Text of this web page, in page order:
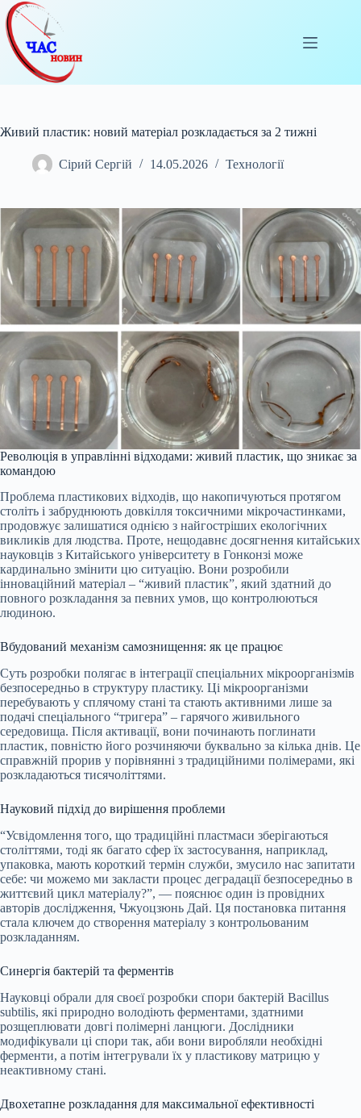
Перейти
до
вмісту
Живий пластик: новий матеріал розкладається за 2 тижні
Сірий Сергій 14.05.2026 Технології
Революція в управлінні відходами: живий пластик, що зникає за
командою
Проблема пластикових відходів, що накопичуються протягом
століть і забруднюють довкілля токсичними мікрочастинками,
продовжує залишатися однією з найгостріших екологічних
викликів для людства. Проте, нещодавнє досягнення китайських
науковців з Китайського університету в Гонконзі може
кардинально змінити цю ситуацію. Вони розробили
інноваційний матеріал – “живий пластик”, який здатний до
повного розкладання за певних умов, що контролюються
людиною.
Вбудований механізм самознищення: як це працює
Суть розробки полягає в інтеграції спеціальних мікроорганізмів
безпосередньо в структуру пластику. Ці мікроорганізми
перебувають у сплячому стані та стають активними лише за
подачі спеціального “тригера” – гарячого живильного
середовища. Після активації, вони починають поглинати
пластик, повністю його розчиняючи буквально за кілька днів. Це
справжній прорив у порівнянні з традиційними полімерами, які
розкладаються тисячоліттями.
Науковий підхід до вирішення проблеми
“Усвідомлення того, що традиційні пластмаси зберігаються
століттями, тоді як багато сфер їх застосування, наприклад,
упаковка, мають короткий термін служби, змусило нас запитати
себе: чи можемо ми закласти процес деградації безпосередньо в
життєвий цикл матеріалу?”, — пояснює один із провідних
авторів дослідження, Чжуоцзюнь Дай. Ця постановка питання
стала ключем до створення матеріалу з контрольованим
розкладанням.
Синергія бактерій та ферментів
Науковці обрали для своєї розробки спори бактерій Bacillus
subtilis, які природно володіють ферментами, здатними
розщеплювати довгі полімерні ланцюги. Дослідники
модифікували ці спори так, аби вони виробляли необхідні
ферменти, а потім інтегрували їх у пластикову матрицю у
неактивному стані.
Двохетапне розкладання для максимальної ефективності